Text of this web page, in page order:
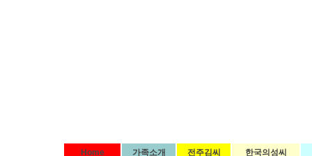
Home 가족소개 전주김씨 한국의성씨